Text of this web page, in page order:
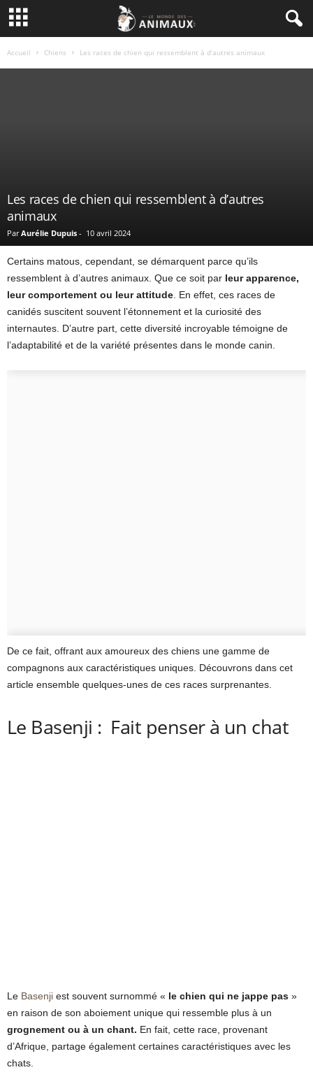
Accueil Chiens Les races de chien qui ressemblent à d’autres animaux
Les races de chien qui ressemblent à d’autres
animaux
Par Aurélie Dupuis - 10 avril 2024
Certains matous, cependant, se démarquent parce qu’ils
ressemblent à d’autres animaux. Que ce soit par leur apparence,
leur comportement ou leur attitude. En effet, ces races de
canidés suscitent souvent l’étonnement et la curiosité des
internautes. D’autre part, cette diversité incroyable témoigne de
l’adaptabilité et de la variété présentes dans le monde canin.
De ce fait, offrant aux amoureux des chiens une gamme de
compagnons aux caractéristiques uniques. Découvrons dans cet
article ensemble quelques-unes de ces races surprenantes.
Le Basenji : Fait penser à un chat
Le Basenji est souvent surnommé « le chien qui ne jappe pas »
en raison de son aboiement unique qui ressemble plus à un
grognement ou à un chant. En fait, cette race, provenant
d’Afrique, partage également certaines caractéristiques avec les
chats.